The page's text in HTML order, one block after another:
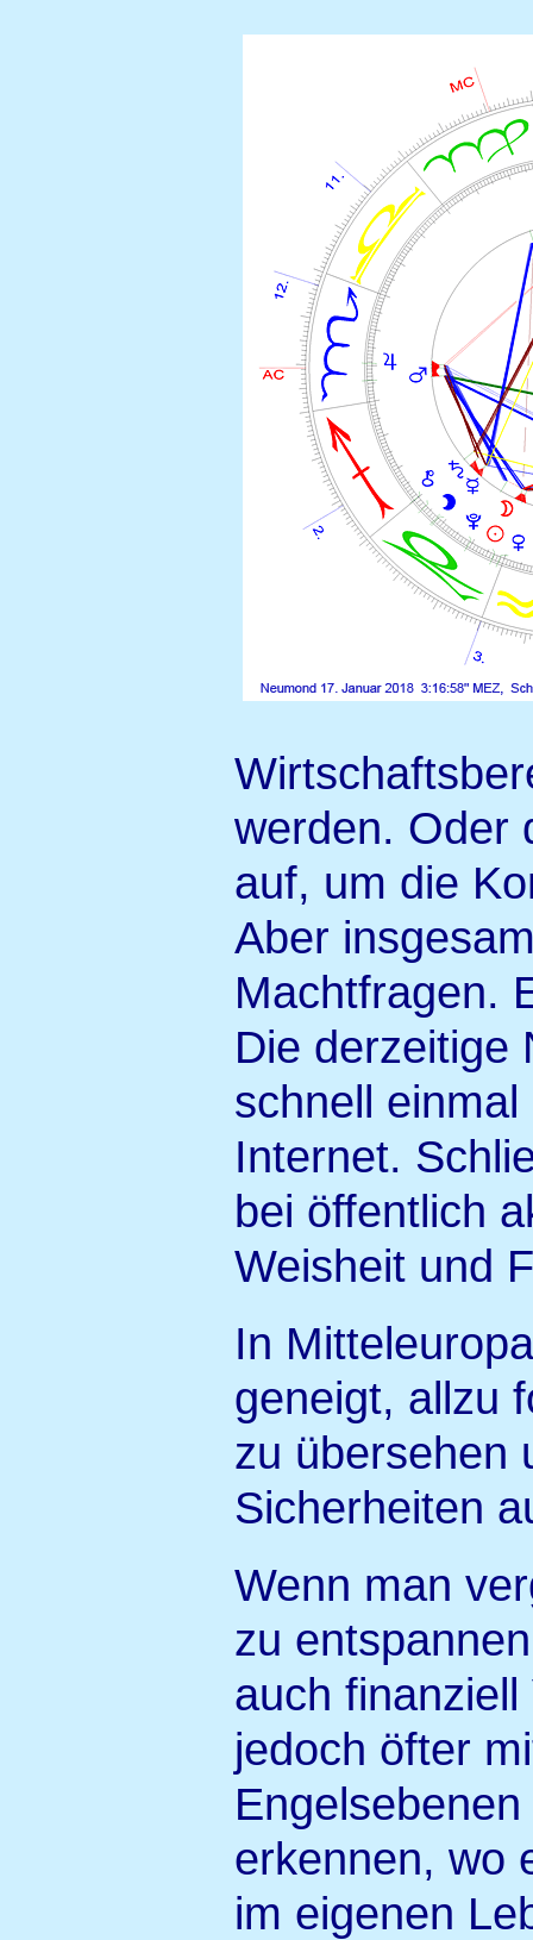
werden. Oder
auf, um die
Aber
Machtfragen.
Die derzeitige
schnell
Internet.
bei öffentlich
Weisheit und
In
geneigt, allzu
zu übersehen
Sicherheiten
Wenn man
zu
auch
jedoch öfter
erkennen, wo
im eigenen